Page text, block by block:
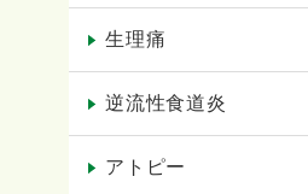
生理痛
逆流性食道炎
アトピー